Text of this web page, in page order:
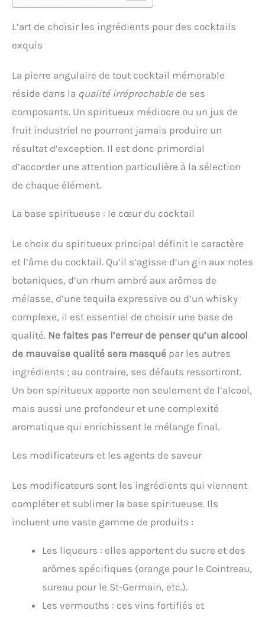
L’art de choisir les ingrédients pour des cocktails
exquis
La pierre angulaire de tout cocktail mémorable
réside dans la qualité irréprochable de ses
composants. Un spiritueux médiocre ou un jus de
fruit industriel ne pourront jamais produire un
résultat d’exception. Il est donc primordial
d’accorder une attention particulière à la sélection
de chaque élément.
La base spiritueuse : le cœur du cocktail
Le choix du spiritueux principal définit le caractère
et l’âme du cocktail. Qu’il s’agisse d’un gin aux notes
botaniques, d’un rhum ambré aux arômes de
mélasse, d’une tequila expressive ou d’un whisky
complexe, il est essentiel de choisir une base de
qualité. Ne faites pas l’erreur de penser qu’un alcool
de mauvaise qualité sera masqué par les autres
ingrédients ; au contraire, ses défauts ressortiront.
Un bon spiritueux apporte non seulement de l’alcool,
mais aussi une profondeur et une complexité
aromatique qui enrichissent le mélange final.
Les modificateurs et les agents de saveur
Les modificateurs sont les ingrédients qui viennent
compléter et sublimer la base spiritueuse. Ils
incluent une vaste gamme de produits :
Les liqueurs : elles apportent du sucre et des
arômes spécifiques (orange pour le Cointreau,
sureau pour le St-Germain, etc.).
Les vermouths : ces vins fortifiés et